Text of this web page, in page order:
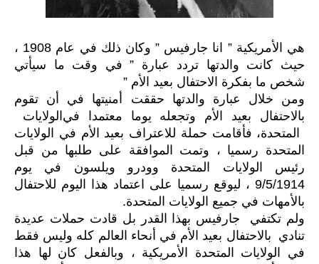
هي الأمريكية ” انا جارفيس ” وكان ذلك في عام 1908 ،
حيث كانت والدتها تردد عبارة ” في وقت ما سيأتي
شخص ما بفكرة الاحتفال بعيد الأم ”
ومن خلال عبارة والدتها حققت أمنيتها في أن تقوم
بالاحتفال بعيد الأم وتجعله يوما معتمدا في الولايات
المتحدة، فأقامت حملة للاعتراف بعيد الأم في الولايات
المتحدة رسميا ، وتمت الموافقة على طلبها من قبل
رئيس الولايات المتحدة وودرو ويلسون في يوم
9/5/1914 ، ليوقع رسميا على اعتماد هذا اليوم للاحتفال
بالأمهات في جميع الولايات المتحدة.
ولم تكتفي جارفيس بهذا القدر بل قادت حملات عديدة
تنادي بالاحتفال بعيد الأم في أنحاء العالم كله وليس فقط
في الولايات المتحدة الأمريكية ، وبالفعل كان لها هذا